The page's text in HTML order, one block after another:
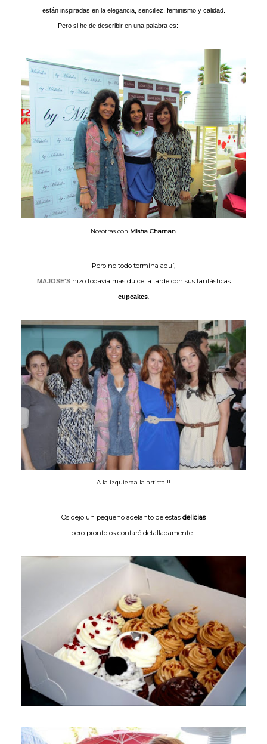
están inspiradas en la elegancia, sencillez, feminismo y calidad.
Pero si he de describir en una palabra es:
Nosotras con Misha Chaman.
Pero no todo termina aquí,
MAJOSE'Shizo todavía más dulce la tarde con sus fantásticas
cupcakes.
A la izquierda la artista!!!
Os dejo un pequeño adelanto de estas delicias
pero pronto os contaré detalladamente...